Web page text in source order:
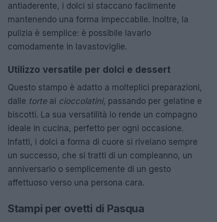
antiaderente, i dolci si staccano facilmente
mantenendo una forma impeccabile. Inoltre, la
pulizia è semplice: è possibile lavarlo
comodamente in lavastoviglie.
Utilizzo versatile per dolci e dessert
Questo stampo è adatto a molteplici preparazioni,
dalle torteai cioccolatini, passando per gelatine e
biscotti. La sua versatilità lo rende un compagno
ideale in cucina, perfetto per ogni occasione.
Infatti, i dolci a forma di cuore si rivelano sempre
un successo, che si tratti di un compleanno, un
anniversario o semplicemente di un gesto
affettuoso verso una persona cara.
Stampi per ovetti di Pasqua